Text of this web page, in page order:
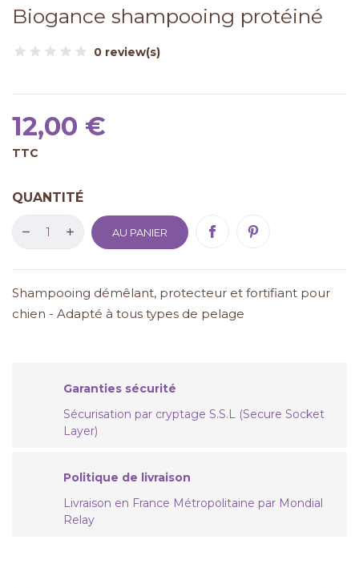
Biogance shampooing protéiné
0 review(s)
12,00 €
TTC
QUANTITÉ
AU PANIER
Shampooing démêlant, protecteur et fortifiant pour
chien - Adapté à tous types de pelage
Garanties sécurité
Sécurisation par cryptage S.S.L (Secure Socket
Layer)
Politique de livraison
Livraison en France Métropolitaine par Mondial
Relay